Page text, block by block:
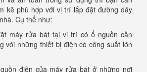
kê phù hợp với vị trí lắp đặt đường dây
Cụ thể như:
máy rửa bát tại vị trí có ổ nguồn cần
với những thiết bị điện có công suất lớn
điện của máy rửa bát ở những nơi